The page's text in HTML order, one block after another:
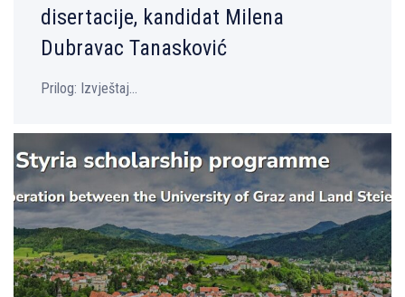
disertacije, kandidat Milena
Dubravac Tanasković
Prilog: Izvještaj...